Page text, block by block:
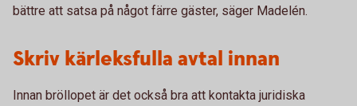
bättre att satsa på något färre gäster, säger Madelén.
Skriv kärleksfulla avtal innan
Innan bröllopet är det också bra att kontakta juridiska